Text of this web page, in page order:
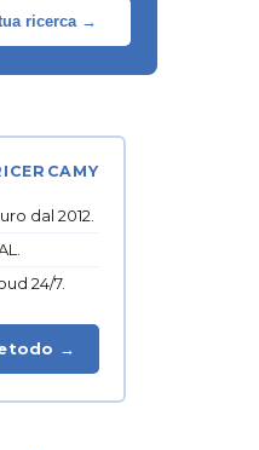
ricerca →
dal 2012.
24/7.
→